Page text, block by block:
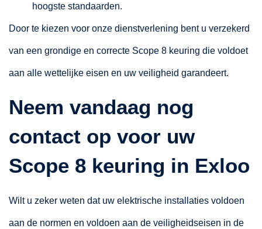
hoogste standaarden.
Door te kiezen voor onze dienstverlening bent u verzekerd
van een grondige en correcte Scope 8 keuring die voldoet
aan alle wettelijke eisen en uw veiligheid garandeert.
Neem vandaag nog
contact op voor uw
Scope 8 keuring in Exloo
Wilt u zeker weten dat uw elektrische installaties voldoen
aan de normen en voldoen aan de veiligheidseisen in de